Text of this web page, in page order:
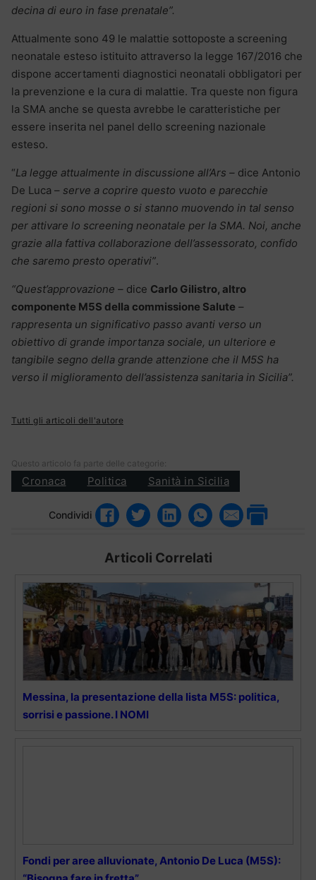
decina di euro in fase prenatale”.
Attualmente sono 49 le malattie sottoposte a screening
neonatale esteso istituito attraverso la legge 167/2016 che
dispone accertamenti diagnostici neonatali obbligatori per
la prevenzione e la cura di malattie. Tra queste non figura
la SMA anche se questa avrebbe le caratteristiche per
essere inserita nel panel dello screening nazionale
esteso.
“La legge attualmente in discussione all’Ars – dice Antonio
De Luca – serve a coprire questo vuoto e parecchie
regioni si sono mosse o si stanno muovendo in tal senso
per attivare lo screening neonatale per la SMA. Noi, anche
grazie alla fattiva collaborazione dell’assessorato, confido
che saremo presto operativi”.
“Quest’approvazione – dice Carlo Gilistro, altro
componente M5S della commissione Salute –
rappresenta un significativo passo avanti verso un
obiettivo di grande importanza sociale, un ulteriore e
tangibile segno della grande attenzione che il M5S ha
verso il miglioramento dell’assistenza sanitaria in Sicilia”.
Tutti gli articoli dell'autore
Questo articolo fa parte delle categorie:
Cronaca Politica Sanità in Sicilia
Condividi
Articoli Correlati
Messina, la presentazione della lista M5S: politica,
sorrisi e passione. I NOMI
Fondi per aree alluvionate, Antonio De Luca (M5S):